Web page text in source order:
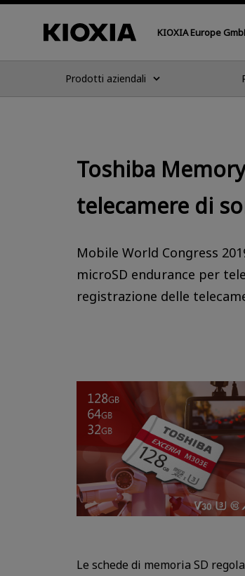
KIOXIA Europe
Prodotti aziendali
Toshiba
telecamere di
Mobile World Congress
microSD endurance per
registrazione delle
Le schede di memoria SD